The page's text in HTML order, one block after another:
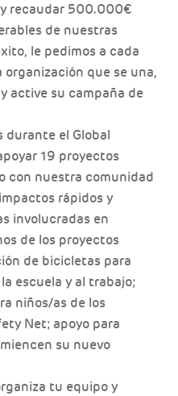
y recaudar 500.000€
de nuestras
le pedimos a cada
que se una,
active su campaña de
durante el Global
19 proyectos
con nuestra comunidad
rápidos y
involucradas en
de los proyectos
de bicicletas para
escuela y al trabajo;
niños/as de los
Net; apoyo para
su nuevo
tu equipo y